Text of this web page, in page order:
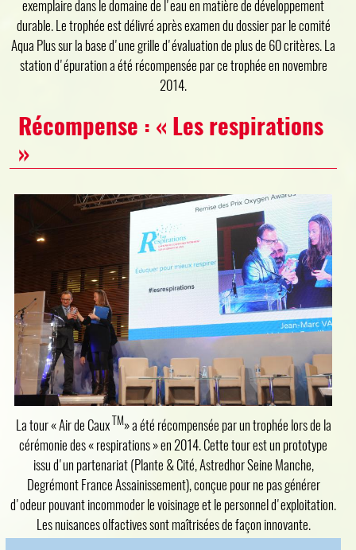
exemplaire dans le domaine de l'eau en matière de développement
durable. Le trophée est délivré après examen du dossier par le comité
Aqua Plus sur la base d'une grille d'évaluation de plus de 60 critères. La
station d'épuration a été récompensée par ce trophée en novembre
2014.
Récompense : « Les respirations
»
La tour « Air de CauxTM» a été récompensée par un trophée lors de la
cérémonie des « respirations » en 2014. Cette tour est un prototype
issu d'un partenariat (Plante & Cité, Astredhor Seine Manche,
Degrémont France Assainissement), conçue pour ne pas générer
d'odeur pouvant incommoder le voisinage et le personnel d'exploitation.
Les nuisances olfactives sont maîtrisées de façon innovante.